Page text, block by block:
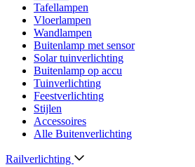
Tafellampen
Vloerlampen
Wandlampen
Buitenlamp met sensor
Solar tuinverlichting
Buitenlamp op accu
Tuinverlichting
Feestverlichting
Stijlen
Accessoires
Alle Buitenverlichting
Railverlichting